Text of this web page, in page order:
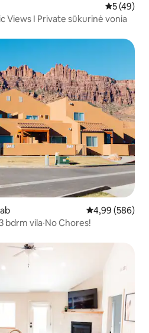
Vidutinis
5 (49)
Views I Private sūkurinė vonia
Vidutinis
4,99 (586)
bdrm vila‧No Chores!